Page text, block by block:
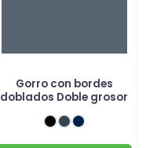
Gorro con bordes
doblados Doble grosor